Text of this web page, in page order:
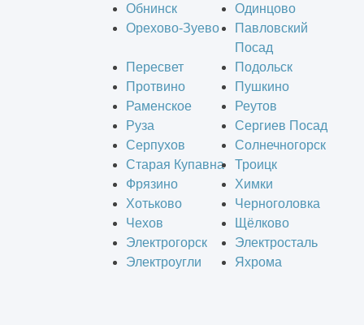
Обнинск
Одинцово
Орехово-Зуево
Павловский
Посад
Пересвет
Подольск
Протвино
Пушкино
Раменское
Реутов
Руза
Сергиев Посад
Серпухов
Солнечногорск
Старая Купавна
Троицк
Фрязино
Химки
Хотьково
Черноголовка
Чехов
Щёлково
Электрогорск
Электросталь
Электроугли
Яхрома